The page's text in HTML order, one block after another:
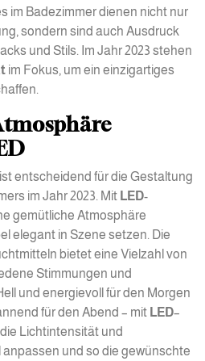
im Badezimmer dienen nicht nur
sondern sind auch Ausdruck
und Stils. Im Jahr 2023 stehen
im Fokus, um ein einzigartiges
ist entscheidend für die Gestaltung
im Jahr 2023. Mit LED-
gemütliche Atmosphäre
elegant in Szene setzen. Die
bietet eine Vielzahl von
Stimmungen und
und energievoll für den Morgen
für den Abend – mit LED–
Lichtintensität und
und so die gewünschte